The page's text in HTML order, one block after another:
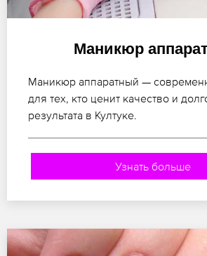
Маникюр
Маникюр аппаратный —
для тех, кто ценит качество и
результата в Култуке.
Узнать больше